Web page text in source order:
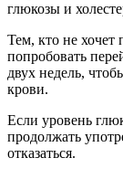
глюкозы и
Тем, кто не хочет
попробовать
двух недель,
крови.
Если уровень
продолжать
отказаться.